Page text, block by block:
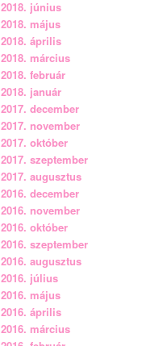
2018. június
2018. május
2018. április
2018. március
2018. február
2018. január
2017. december
2017. november
2017. október
2017. szeptember
2017. augusztus
2016. december
2016. november
2016. október
2016. szeptember
2016. augusztus
2016. július
2016. május
2016. április
2016. március